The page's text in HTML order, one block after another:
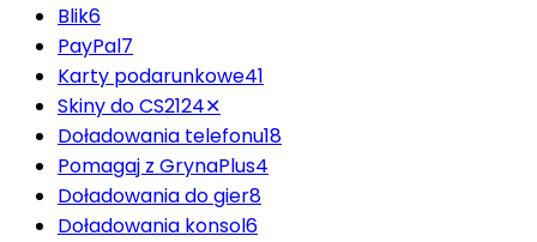
Blik6
PayPal7
Karty podarunkowe41
Skiny do CS2124✕
Doładowania telefonu18
Pomagaj z GrynaPlus4
Doładowania do gier8
Doładowania konsol6